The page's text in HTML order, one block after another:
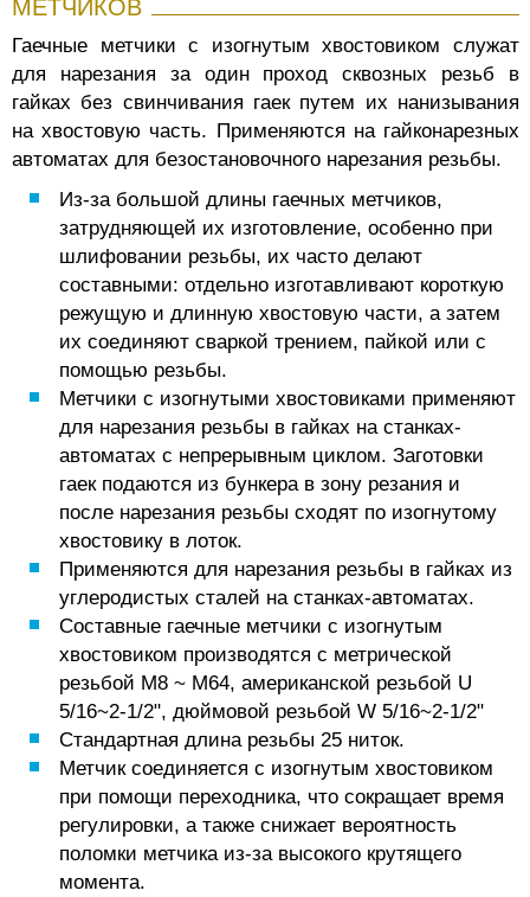
МЕТЧИКОВ
Гаечные метчики с изогнутым хвостовиком служат
для нарезания за один проход сквозных резьб в
гайках без свинчивания гаек путем их нанизывания
на хвостовую часть. Применяются на гайконарезных
автоматах для безостановочного нарезания резьбы.
Из-за большой длины гаечных метчиков,
затрудняющей их изготовление, особенно при
шлифовании резьбы, их часто делают
составными: отдельно изготавливают короткую
режущую и длинную хвостовую части, а затем
их соединяют сваркой трением, пайкой или с
помощью резьбы.
Метчики с изогнутыми хвостовиками применяют
для нарезания резьбы в гайках на станках-
автоматах с непрерывным циклом. Заготовки
гаек подаются из бункера в зону резания и
после нарезания резьбы сходят по изогнутому
хвостовику в лоток.
Применяются для нарезания резьбы в гайках из
углеродистых сталей на станках-автоматах.
Составные гаечные метчики с изогнутым
хвостовиком производятся с метрической
резьбой M8 ~ M64, американской резьбой U
5/16~2-1/2", дюймовой резьбой W 5/16~2-1/2"
Стандартная длина резьбы 25 ниток.
Метчик соединяется с изогнутым хвостовиком
при помощи переходника, что сокращает время
регулировки, а также снижает вероятность
поломки метчика из-за высокого крутящего
момента.